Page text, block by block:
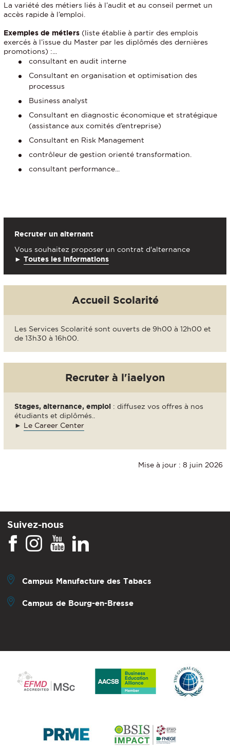
La variété des métiers liés à l’audit et au conseil permet un
accès rapide à l’emploi.
Exemples de métiers (liste établie à partir des emplois
exercés à l’issue du Master par les diplômés des dernières
promotions) :...
consultant en audit interne
Consultant en organisation et optimisation des
processus
Business analyst
Consultant en diagnostic économique et stratégique
(assistance aux comités d’entreprise)
Consultant en Risk Management
contrôleur de gestion orienté transformation.
consultant performance...
Recruter un alternant
Vous souhaitez proposer un contrat d'alternance
► Toutes les informations
Accueil Scolarité
Les Services Scolarité sont ouverts de 9h00 à 12h00 et
de 13h30 à 16h00.
Recruter à l'iaelyon
Stages, alternance, emploi : diffusez vos offres à nos
étudiants et diplômés..
► Le Career Center
Mise à jour : 8 juin 2026
Suivez-nous
Campus Manufacture des Tabacs
Campus de Bourg-en-Bresse